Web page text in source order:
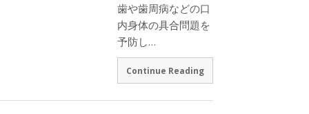
歯や歯周病などの口
内身体の具合問題を
予防し…
Continue Reading